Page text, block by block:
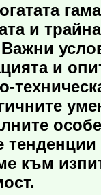
гама от
и
и
към